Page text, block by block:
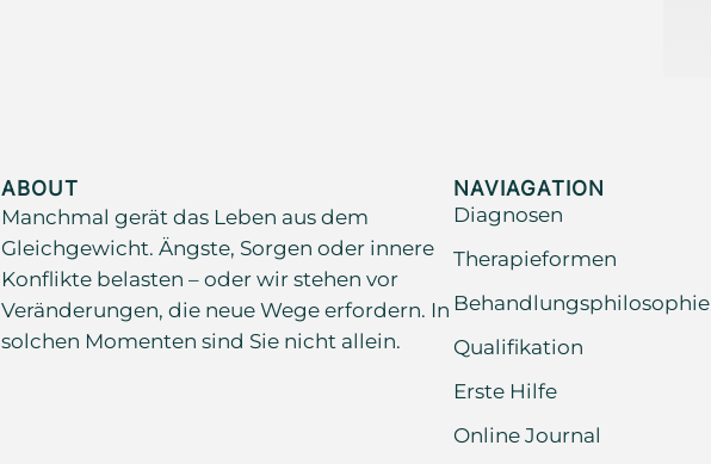
ABOUT
Manchmal gerät das Leben aus dem
Gleichgewicht. Ängste, Sorgen oder innere
Konflikte belasten – oder wir stehen vor
Veränderungen, die neue Wege erfordern. In
solchen Momenten sind Sie nicht allein.
NAVIAGATION
Diagnosen
Therapieformen
Behandlungsphilosophie
Qualifikation
Erste Hilfe
Online Journal